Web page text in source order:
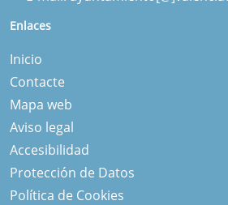
Enlaces
Inicio
Contacte
Mapa web
Aviso legal
Accesibilidad
Protección de Datos
Política de Cookies